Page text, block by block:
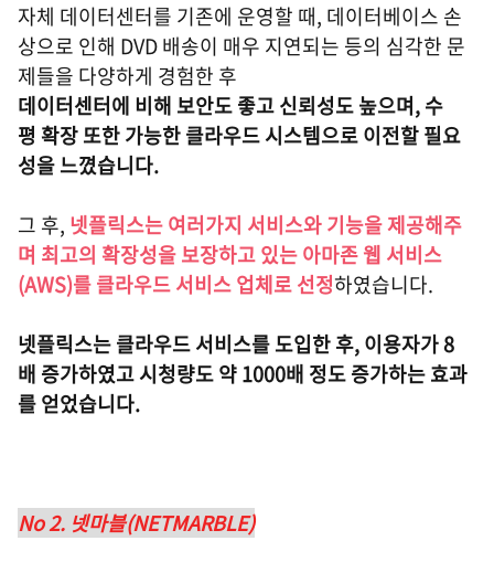
자체 데이터센터를 기존에 운영할 때, 데이터베이스 손
상으로 인해 DVD 배송이 매우 지연되는 등의 심각한 문
제들을 다양하게 경험한 후
데이터센터에 비해 보안도 좋고 신뢰성도 높으며, 수
평 확장 또한 가능한 클라우드 시스템으로 이전할 필요
성을 느꼈습니다.
그 후, 넷플릭스는 여러가지 서비스와 기능을 제공해주
며 최고의 확장성을 보장하고 있는 아마존 웹 서비스
(AWS)를 클라우드 서비스 업체로 선정하였습니다.
넷플릭스는 클라우드 서비스를 도입한 후, 이용자가 8
배 증가하였고 시청량도 약 1000배 정도 증가하는 효과
를 얻었습니다.
No 2. 넷마블(NETMARBLE)